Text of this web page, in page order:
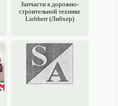
Запчасти к дорожно-
строительной технике
Liebherr (Либхер)